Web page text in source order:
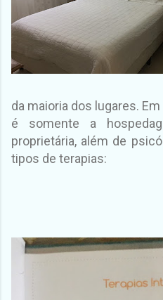
da maioria dos lugares.
é somente a
proprietária, além de
tipos de terapias: